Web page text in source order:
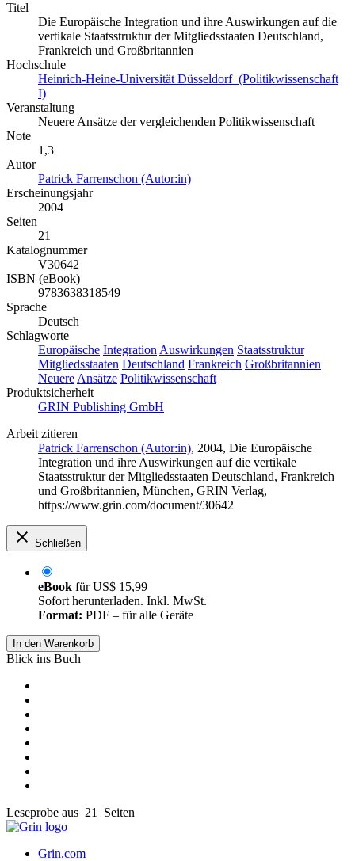
Titel
Die Europäische Integration und ihre Auswirkungen auf die
vertikale Staatsstruktur der Mitgliedsstaaten Deutschland,
Frankreich und Großbritannien
Hochschule
Heinrich-Heine-Universität Düsseldorf (Politikwissenschaft
I)
Veranstaltung
Neuere Ansätze der vergleichenden Politikwissenschaft
Note
1,3
Autor
Patrick Farrenschon (Autor:in)
Erscheinungsjahr
2004
Seiten
21
Katalognummer
V30642
ISBN (eBook)
9783638318549
Sprache
Deutsch
Schlagworte
Europäische Integration Auswirkungen Staatsstruktur
Mitgliedsstaaten Deutschland Frankreich Großbritannien
Neuere Ansätze Politikwissenschaft
Produktsicherheit
GRIN Publishing GmbH
Arbeit zitieren
Patrick Farrenschon (Autor:in), 2004, Die Europäische
Integration und ihre Auswirkungen auf die vertikale
Staatsstruktur der Mitgliedsstaaten Deutschland, Frankreich
und Großbritannien, München, GRIN Verlag,
https://www.grin.com/document/30642
Schließen
eBook fürUS$ 15,99
Sofort herunterladen. Inkl. MwSt.
Format: PDF – für alle Geräte
In den Warenkorb
Blick ins Buch
Leseprobe aus 21 Seiten
Grin.com